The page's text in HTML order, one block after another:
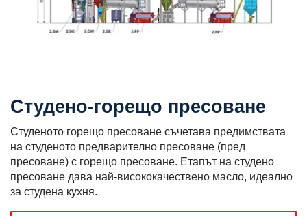
Студено-горещо пресоване
Студеното горещо пресоване съчетава предимствата
на студеното предварително пресоване (пред
пресоване) с горещо пресоване. Етапът на студено
пресоване дава най-висококачествено масло, идеално
за студена кухня.